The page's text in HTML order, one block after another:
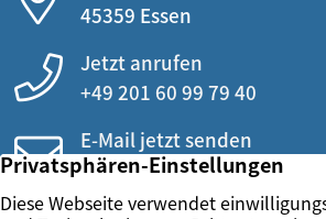
45359 Essen
Jetzt anrufen
+49 201 60 99 79 40
E-Mail jetzt senden
info@wierig.eu